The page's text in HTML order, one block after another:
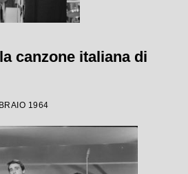
canzone italiana di
1964